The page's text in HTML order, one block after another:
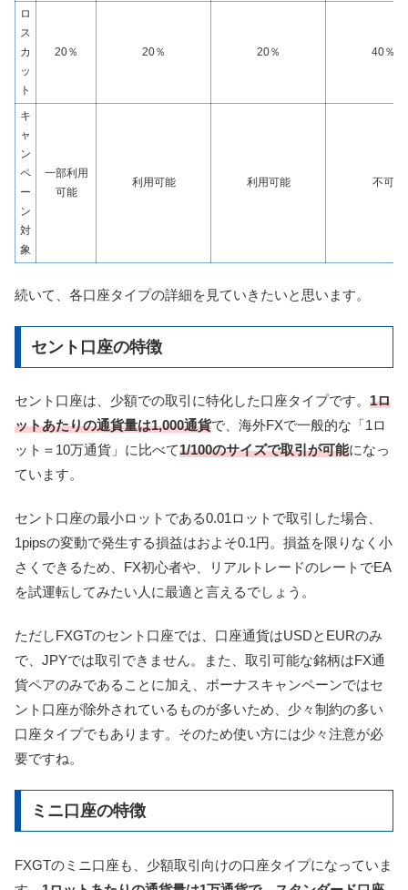
ロ
ス
カ
ッ
ト
20％ 20％ 20％ 40％
キ
ャ
ン
ペ
ー
ン
対
象
一部利用
可能
利用可能 利用可能 不可
続いて、各口座タイプの詳細を見ていきたいと思います。
セント口座の特徴
セント口座は、少額での取引に特化した口座タイプです。 1ロ
ットあたりの通貨量は1,000通貨で、海外FXで一般的な「1ロ
ット＝10万通貨」に比べて1/100のサイズで取引が可能になっ
ています。
セント口座の最小ロットである0.01ロットで取引した場合、
1pipsの変動で発生する損益はおよそ0.1円。損益を限りなく小
さくできるため、FX初心者や、リアルトレードのレートでEA
を試運転してみたい人に最適と言えるでしょう。
ただしFXGTのセント口座では、口座通貨はUSDとEURのみ
で、JPYでは取引できません。また、取引可能な銘柄はFX通
貨ペアのみであることに加え、ボーナスキャンペーンではセ
ント口座が除外されているものが多いため、少々制約の多い
口座タイプでもあります。そのため使い方には少々注意が必
要ですね。
ミニ口座の特徴
FXGTのミニ口座も、少額取引向けの口座タイプになっていま